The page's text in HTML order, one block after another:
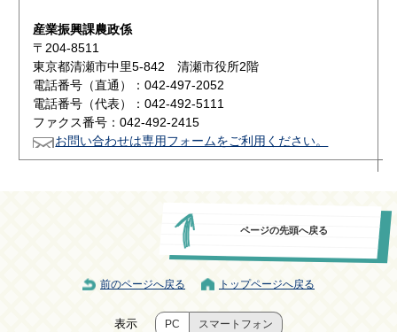
産業振興課農政係
〒204-8511
東京都清瀬市中里5-842 清瀬市役所2階
電話番号（直通）：042-497-2052
電話番号（代表）：042-492-5111
ファクス番号：042-492-2415
お問い合わせは専用フォームをご利用ください。
ページの先頭へ戻る
前のページへ戻る トップページへ戻る
表示 PC スマートフォン